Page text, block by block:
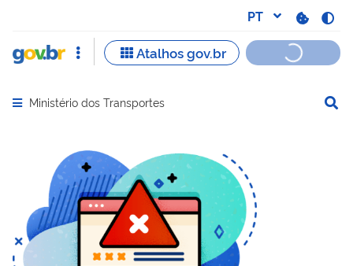
Abrir menu principal de navegação
Ministério dos Transportes